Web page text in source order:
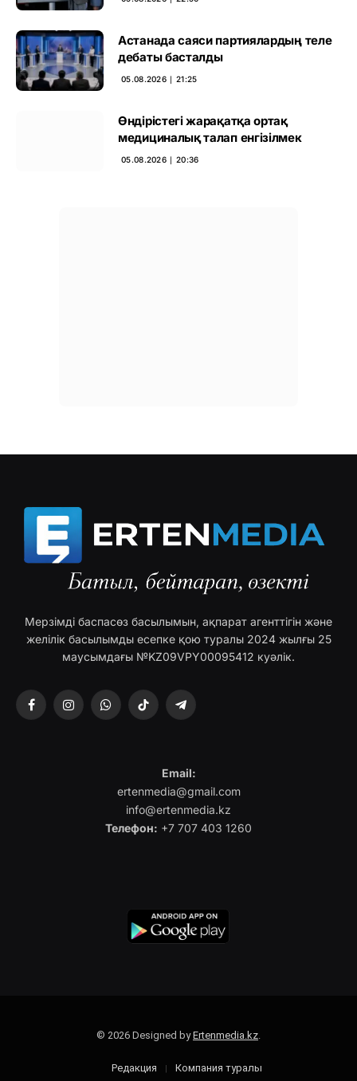
Астанада саяси партиялардың теле
дебаты басталды
05.08.2026 ∣ 21:25
Өндірістегі жарақатқа ортақ
медициналық талап енгізілмек
05.08.2026 ∣ 20:36
Мерзімді баспасөз басылымын, ақпарат агенттігін және
желілік басылымды есепке қою туралы 2024 жылғы 25
маусымдағы №KZ09VPY00095412 куәлік.
FacebookInstagramWhatsAppTikTok Telegram
Email:
ertenmedia@gmail.com
info@ertenmedia.kz
Телефон: +7 707 403 1260
© 2026 Designed byErtenmedia.kz.
Редакция Компания туралы